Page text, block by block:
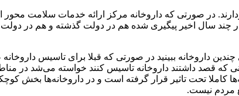
بردارند. در صورتی که داروخانه مرکز ارائه خدمات
سال اخیر پیگیری شده هم در دولت گذشته و هم در دولت
داروسازان تهران گفت: در مناطقی در شمال شهر تهران می‌توانیم در یک فاصله ۱۰۰ متری چندین داروخانه ببینید در
که قصد داشتند داروخانه تاسیس کنند خواسته می‌شد در
کاملا تحت تاثیر قرار گرفته است و در داروخانه‌ها بخش
مردم نیست.